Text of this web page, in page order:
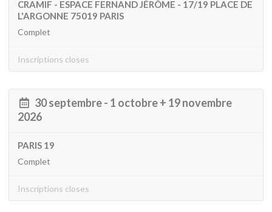
CRAMIF - ESPACE FERNAND JÉRÔME - 17/19 PLACE DE
L'ARGONNE 75019 PARIS
Complet
Inscriptions closes
30 septembre - 1 octobre + 19 novembre
2026
PARIS 19
Complet
Inscriptions closes